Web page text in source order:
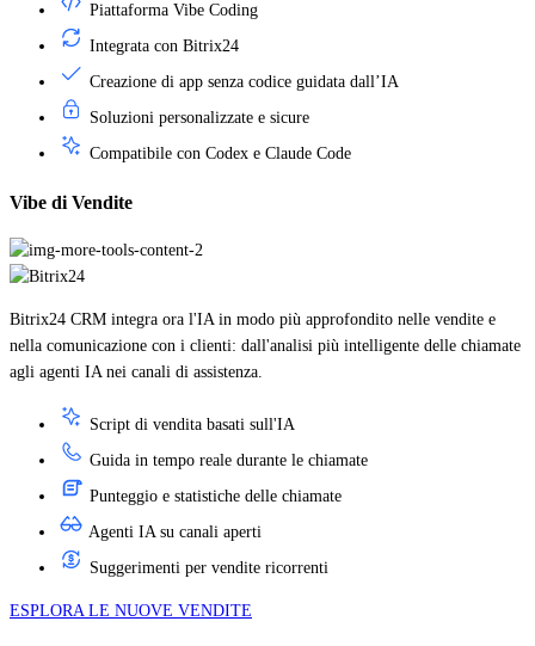
Piattaforma Vibe Coding
Integrata con Bitrix24
Creazione di app senza codice guidata dall’IA
Soluzioni personalizzate e sicure
Compatibile con Codex e Claude Code
Vibe di Vendite
Bitrix24 CRM integra ora l'IA in modo più approfondito nelle vendite e
nella comunicazione con i clienti: dall'analisi più intelligente delle chiamate
agli agenti IA nei canali di assistenza.
Script di vendita basati sull'IA
Guida in tempo reale durante le chiamate
Punteggio e statistiche delle chiamate
Agenti IA su canali aperti
Suggerimenti per vendite ricorrenti
ESPLORA LE NUOVE VENDITE